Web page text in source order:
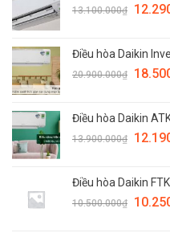
13.100.000₫
Điều hòa Daikin
20.900.000₫
Điều hòa Daikin
13.900.000₫
Điều hòa Daikin
10.500.000₫